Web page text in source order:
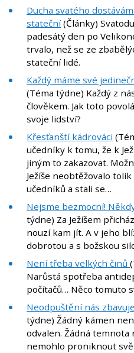
Ducha svatého
stateční(Články)
padesátý den po
trvalo, než se ze
stateční lidé.
Každý máme své
(Téma týdne) Každý z
člověkem. Jak toto
svoje lidství?
Křesťanští kádrováci
učedníky k tomu, že k
jiným to zakazovat.
Ježíše neobtěžovalo
učedníků a stali se…
Nejsme bezmocní!
týdne) Za Ježíšem
nouzí kam jít. A v jeho
dobrotou a s božskou
Není třeba velkých činů
Narůstá spotřeba
počítačů… Něco tomuto
Neodpuštění nás
týdne) Žádný kámen
odvalen. Žádná
nemohlo proniknout